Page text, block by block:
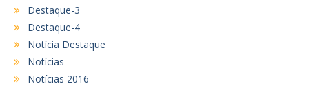
Destaque-3
Destaque-4
Notícia Destaque
Notícias
Notícias 2016